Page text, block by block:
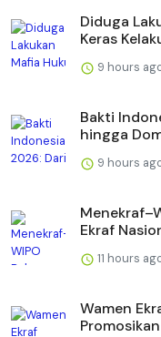
Diduga
Keras
9 hours
Bakti
hingga
9 hours
Ekraf
11 hours
Wamen